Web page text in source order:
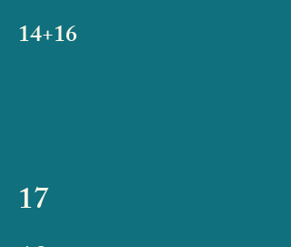
14+16
17